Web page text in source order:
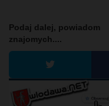
Podaj dalej, powiadom
znajomych....